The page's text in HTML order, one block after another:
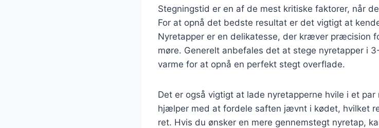
Stegningstid er en af de mest kritiske faktorer, når
For at opnå det bedste resultat er det vigtigt at
Nyretapper er en delikatesse, der kræver præcision
møre. Generelt anbefales det at stege nyretapper i
varme for at opnå en perfekt stegt overflade.
Det er også vigtigt at lade nyretapperne hvile i et
hjælper med at fordele saften jævnt i kødet, hvilket
ret. Hvis du ønsker en mere gennemstegt nyretap,